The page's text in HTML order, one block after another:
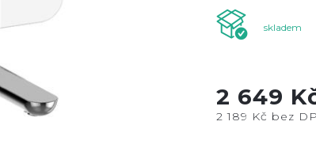
skladem
2 649
2 189 Kč bez